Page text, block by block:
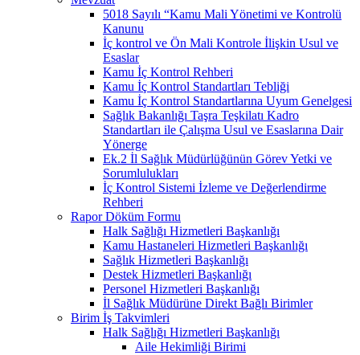
5018 Sayılı “Kamu Mali Yönetimi ve Kontrolü
Kanunu
İç kontrol ve Ön Mali Kontrole İlişkin Usul ve
Esaslar
Kamu İç Kontrol Rehberi
Kamu İç Kontrol Standartları Tebliği
Kamu İç Kontrol Standartlarına Uyum Genelgesi
Sağlık Bakanlığı Taşra Teşkilatı Kadro
Standartları ile Çalışma Usul ve Esaslarına Dair
Yönerge
Ek.2 İl Sağlık Müdürlüğünün Görev Yetki ve
Sorumlulukları
İç Kontrol Sistemi İzleme ve Değerlendirme
Rehberi
Rapor Döküm Formu
Halk Sağlığı Hizmetleri Başkanlığı
Kamu Hastaneleri Hizmetleri Başkanlığı
Sağlık Hizmetleri Başkanlığı
Destek Hizmetleri Başkanlığı
Personel Hizmetleri Başkanlığı
İl Sağlık Müdürüne Direkt Bağlı Birimler
Birim İş Takvimleri
Halk Sağlığı Hizmetleri Başkanlığı
Aile Hekimliği Birimi